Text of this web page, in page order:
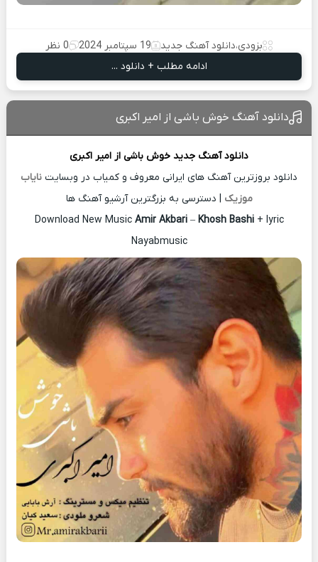
بزودی،دانلود آهنگ جدید 19 سپتامبر 2024
0 نظر
ادامه مطلب + دانلود ...
دانلود آهنگ خوش باشی از امیر اکبری
دانلود آهنگ جدید خوش باشی از امیر اکبری
دانلود بروزترین آهنگ های ایرانی معروف و کمیاب در وبسایت نایاب
موزیک | دسترسی به بزرگترین آرشیو آهنگ ها
Download New Music Amir Akbari– Khosh Bashi+ lyric
Nayabmusic